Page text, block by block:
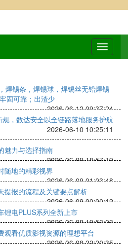
焊锡条，焊锡球，焊锡丝无铅焊锡
固可靠；出渣少
2026-06-12 09:37:24
，数达安全以全链路落地服务护航
2026-06-10 10:25:11
魅力与选择指南
2026-06-09 18:57:19
随地的精彩视界
2026-06-09 01:03:48
提报的流程及关键要点解析
2026-06-09 00:00:12
锂电PLUS系列全新上市
2026-06-08 19:53:03
观看优质影视资源的理想平台
2026-06-08 22:20:35